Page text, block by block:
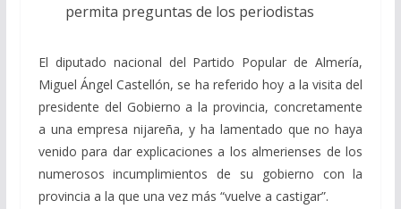
permita preguntas de los periodistas
El diputado nacional del Partido Popular de Almería,
Miguel Ángel Castellón, se ha referido hoy a la visita del
presidente del Gobierno a la provincia, concretamente
a una empresa nijareña, y ha lamentado que no haya
venido para dar explicaciones a los almerienses de los
numerosos incumplimientos de su gobierno con la
provincia a la que una vez más “vuelve a castigar”.